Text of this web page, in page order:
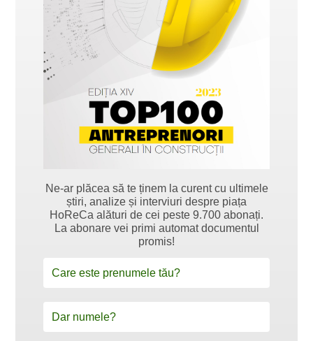
Ne-ar plăcea să te ținem la curent cu ultimele
știri, analize și interviuri despre piața
HoReCa alături de cei peste 9.700 abonați.
La abonare vei primi automat documentul
promis!